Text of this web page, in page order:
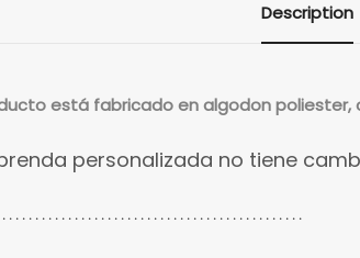
Description
está fabricado en algodon
personalizada no tiene
. . . . . . . . . . . . . . . . . . . . . . . . . . . . . . . . . . . . . . . . . . . . .